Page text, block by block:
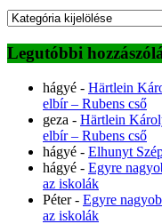
Kategóriák
Legutóbbi
hágyé - Härtlein
elbír – Rubens cső
geza - Härtlein
elbír – Rubens cső
hágyé - Elhunyt
hágyé - Egyre
az iskolák
Péter- Egyre
az iskolák